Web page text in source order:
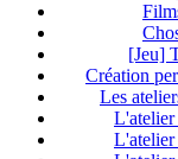
[Jeu]
Création
Les
L'atelier